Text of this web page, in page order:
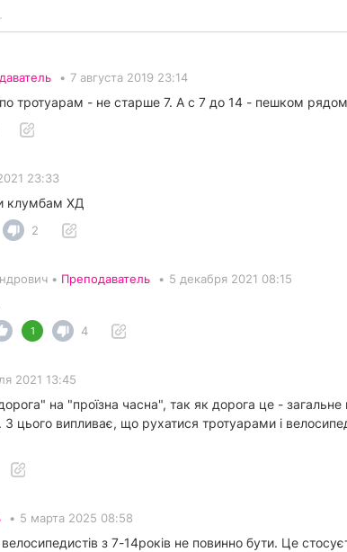
• 7 августа 2019 23:14
тротуарам - не старше 7. А с 7 до 14 - пешком
23:33
клумбам ХД
2
• Преподаватель • 5 декабря 2021 08:15
1 4
2021 13:45
на "проїзна часна", так як дорога це - загальне
З цього випливає, що рухатися тротуарами і
• 5 марта 2025 08:58
з 7-14років не повинно бути. Це